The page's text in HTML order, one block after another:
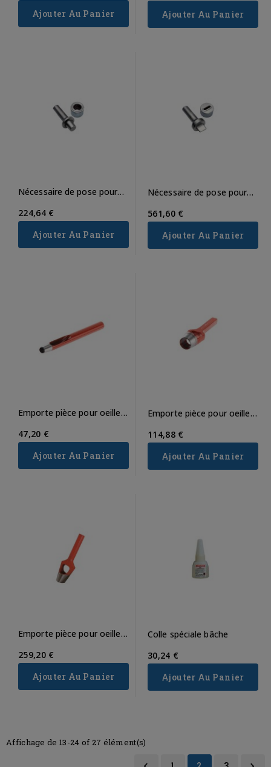
Ajouter Au Panier
Ajouter Au Panier
Nécessaire de pose pour
224,64 €
Ajouter Au Panier
Nécessaire de pose pour
561,60 €
Ajouter Au Panier
Emporte pièce pour oeillet
47,20 €
Ajouter Au Panier
Emporte pièce pour oeillet
114,88 €
Ajouter Au Panier
Emporte pièce pour oeillet
259,20 €
Ajouter Au Panier
Colle spéciale bâche
30,24 €
Ajouter Au Panier
Affichage de 13-24 of 27 élément(s)